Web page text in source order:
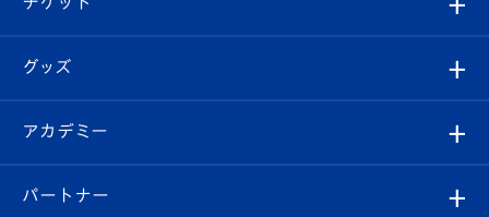
チケット
イベント
メディア
エンブレム紹介
スタッフプロフィール
マスコット紹介
はじめての観戦ガイド
Revive Team
ヴィヴィくんの長崎おもてなしガイド
フォトギャラリー
スタジアムグルメ
チケット
V-LOVERS（ファンクラブ）
グッズ
オンラインショップ
アカデミー
育成からのお知らせ
パートナー